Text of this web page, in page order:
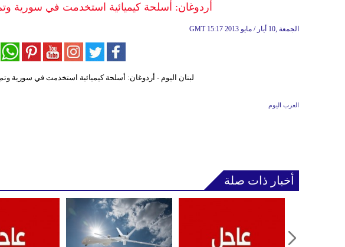
أردوغان: أسلحة كيميائية استخدمت في سورية
GMT 15:17 2013 الجمعة ,10 أيار / مايو
العرب اليوم
أخبار ذات صلة